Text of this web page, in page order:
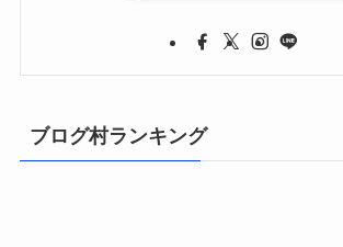
ブログ村ランキング